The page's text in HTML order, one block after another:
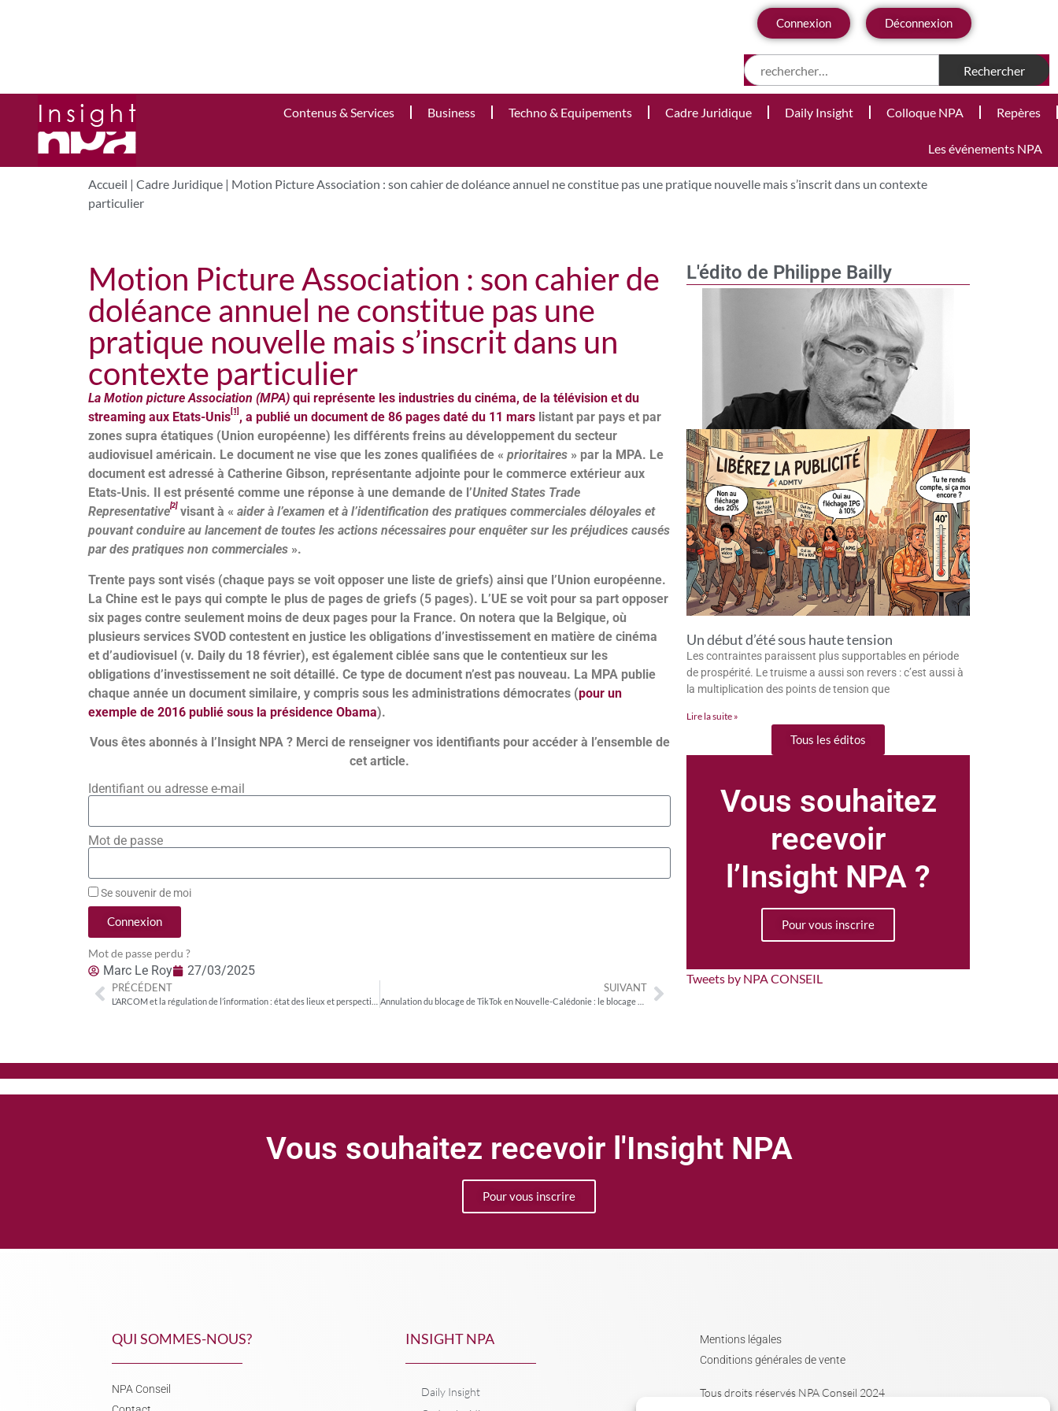
Connexion Déconnexion
Contenus & Services Business Techno & Equipements Cadre Juridique Daily Insight Colloque NPA Repères
Les événements NPA
Accueil | Cadre Juridique | Motion Picture Association : son cahier de doléance annuel ne constitue pas une pratique nouvelle mais s’inscrit dans un contexte
particulier
L'édito de Philippe Bailly
Un début d’été sous haute tension
Les contraintes paraissent plus supportables en période
de prospérité. Le truisme a aussi son revers : c’est aussi à
la multiplication des points de tension que
Lire la suite »
Tous les éditos
Vous souhaitez
recevoir
l’Insight NPA ?
Pour vous inscrire
Tweets by NPA CONSEIL
Motion Picture Association : son cahier de
doléance annuel ne constitue pas une
pratique nouvelle mais s’inscrit dans un
contexte particulier
La Motion picture Association (MPA) qui représente les industries du cinéma, de la télévision et du
streaming aux Etats-Unis [1] , a publié un document de 86 pages daté du 11 mars listant par pays et par
zones supra étatiques (Union européenne) les différents freins au développement du secteur
audiovisuel américain. Le document ne vise que les zones qualifiées de «prioritaires » par la MPA. Le
document est adressé à Catherine Gibson, représentante adjointe pour le commerce extérieur aux
Etats-Unis. Il est présenté comme une réponse à une demande de l’United States Trade
Representative[2] visant à «aider à l’examen et à l’identification des pratiques commerciales déloyales et
pouvant conduire au lancement de toutes les actions nécessaires pour enquêter sur les préjudices causés
par des pratiques non commerciales ».
Trente pays sont visés (chaque pays se voit opposer une liste de griefs) ainsi que l’Union européenne.
La Chine est le pays qui compte le plus de pages de griefs (5 pages). L’UE se voit pour sa part opposer
six pages contre seulement moins de deux pages pour la France. On notera que la Belgique, où
plusieurs services SVOD contestent en justice les obligations d’investissement en matière de cinéma
et d’audiovisuel (v. Daily du 18 février), est également ciblée sans que le contentieux sur les
obligations d’investissement ne soit détaillé. Ce type de document n’est pas nouveau. La MPA publie
chaque année un document similaire, y compris sous les administrations démocrates (pour un
exemple de 2016 publié sous la présidence Obama).
Vous êtes abonnés à l’Insight NPA ? Merci de renseigner vos identifiants pour accéder à l’ensemble de
cet article.
Identifiant ou adresse e-mail
Mot de passe
Se souvenir de moi
Connexion
Mot de passe perdu ?
Marc Le Roy 27/03/2025
PRÉCÉDENT SUIVANT
Vous souhaitez recevoir l'Insight NPA
Pour vous inscrire
QUI SOMMES-NOUS?
NPA Conseil
INSIGHT NPA
Daily Insight
Mentions légales
Conditions générales de vente
Tous droits réservés NPA Conseil 2024